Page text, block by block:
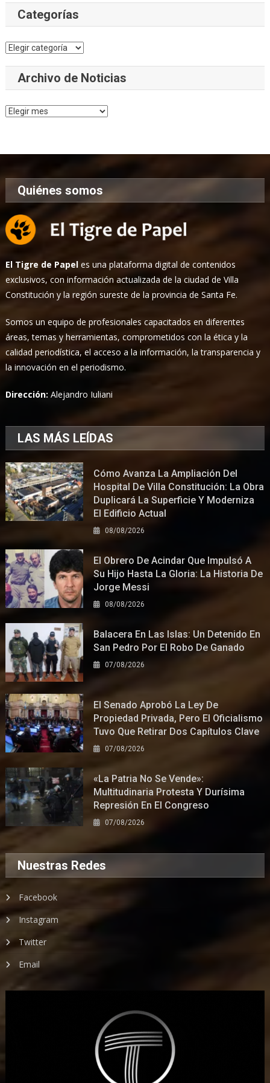
Categorías
Categorías
Archivo de Noticias
Archivo
Quiénes somos
El Tigre de Papel es una plataforma digital de contenidos
exclusivos, con información actualizada de la ciudad de Villa
Constitución y la región sureste de la provincia de Santa Fe.
Somos un equipo de profesionales capacitados en diferentes
áreas, temas y herramientas, comprometidos con la ética y la
calidad periodística, el acceso a la información, la transparencia y
la innovación en el periodismo.
Dirección:Alejandro Iuliani
LAS MÁS LEÍDAS
Cómo Avanza La Ampliación Del
Hospital De Villa Constitución: La Obra
Duplicará La Superficie Y Moderniza
El Edificio Actual
08/08/2026
El Obrero De Acindar Que Impulsó A
Su Hijo Hasta La Gloria: La Historia De
Jorge Messi
08/08/2026
Balacera En Las Islas: Un Detenido En
San Pedro Por El Robo De Ganado
07/08/2026
El Senado Aprobó La Ley De
Propiedad Privada, Pero El Oficialismo
Tuvo Que Retirar Dos Capítulos Clave
07/08/2026
«La Patria No Se Vende»:
Multitudinaria Protesta Y Durísima
Represión En El Congreso
07/08/2026
Nuestras Redes
Facebook
Instagram
Twitter
Email